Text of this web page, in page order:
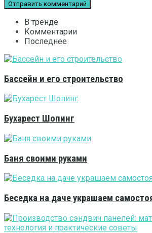
В тренде
Комментарии
Последнее
Бассейн и его строительство
Бухарест Шопинг
Баня своими руками
Беседка на даче украшаем